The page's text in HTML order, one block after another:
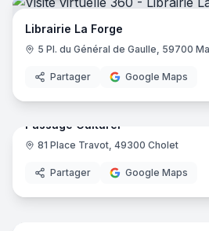
Librairie M'Lire- Laval
Librairie Prado Paradis
la Cédille- Lamballe Armor
Le soleil de Dax Guillot Jean Pierre
La Plume De Noblat- Saint-
Sauramps Medical - Montpellier
La Papetheque Sapac- Annemasse
Le soleil
- Aubagne
Point Virgule- Aurillac
Librairie La Forge
5 Pl. du Général de Gaulle, 59700
Partager Google Maps
Passage Culturel
81 Place Travot, 49300 Cholet
Partager Google Maps